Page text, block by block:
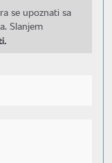
se upoznati sa
Slanjem